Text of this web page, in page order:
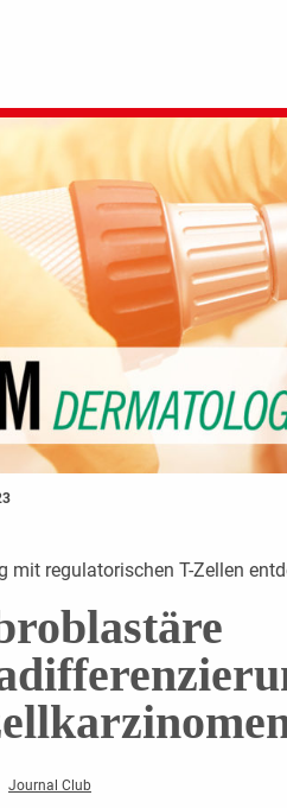
mit regulatorischen T-Zellen
Journal Club